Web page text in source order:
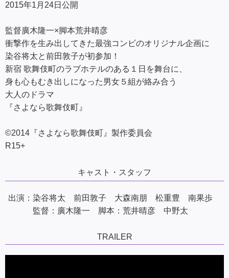
2015年1月24日公開
監督廣木隆一×脚本荒井晴彦
衝撃作を生み出してきた最強コンビのオリジナル企画に
染谷将太と前田敦子が初参加！
新宿 歌舞伎町のラブホテルのある１日を舞台に、
身も心もむき出しになった男女５組が絡み合う
大人のドラマ
『さよなら歌舞伎町』
©2014『さよなら歌舞伎町』製作委員会
R15+
キャスト・スタッフ
出演：染谷将太 前田敦子 大森南朋 松重豊 南果歩
監督：廣木隆一 脚本：荒井晴彦 中野太
TRAILER